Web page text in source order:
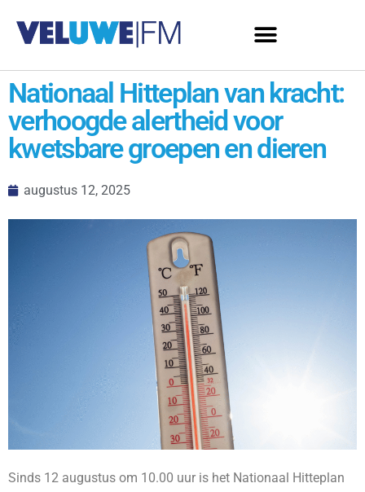
Nationaal Hitteplan van kracht:
verhoogde alertheid voor
kwetsbare groepen en dieren
augustus 12, 2025
Sinds 12 augustus om 10.00 uur is het Nationaal Hitteplan